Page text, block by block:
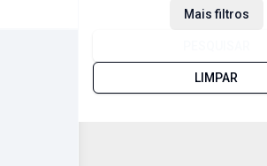
Mais filtros
LIMPAR